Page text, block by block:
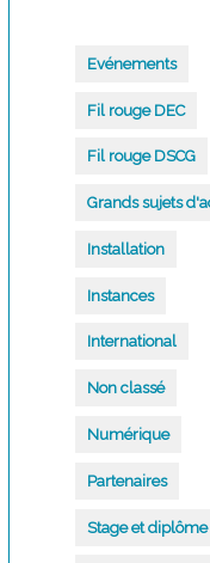
Evénements
Fil rouge DEC
Fil rouge DSCG
Grands sujets
Installation
Instances
International
Non classé
Numérique
Partenaires
Stage et diplôme